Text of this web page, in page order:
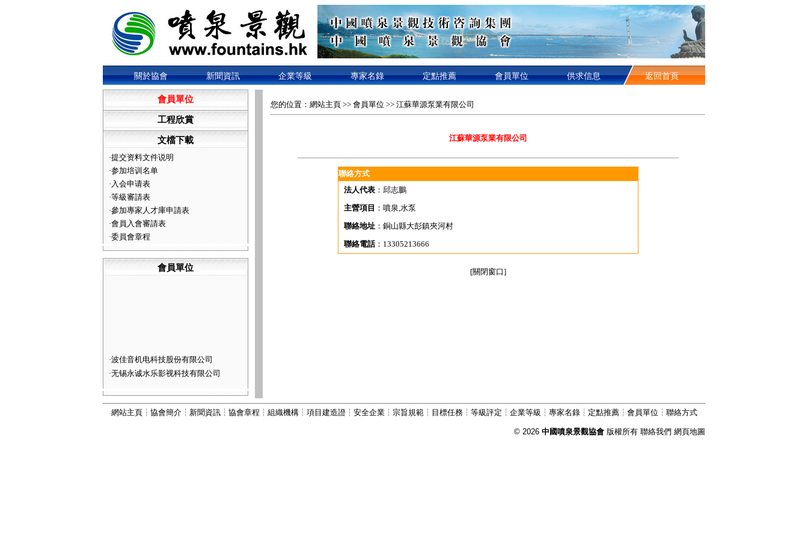
關於協會 新聞資訊 企業等級 專家名錄 定點推薦 會員單位 供求信息 返回首頁
會員單位
工程欣賞
文檔下載
·提交资料文件说明
·参加培训名单
· 入会申请表
·等級審請表
·參加專家人才庫申請表
·會員入會審請表
·委員會章程
會員單位
·波佳音机电科技股份有限公司
·无锡永诚水乐影视科技有限公司
河北康本园林景观工程有限公司
您的位置： 網站主頁 >> 會員單位 >> 江蘇華源泵業有限公司
江蘇華源泵業有限公司
聯絡方式
法人代表：邱志鵬
主營項目 ：噴泉,水泵
聯絡地址：銅山縣大彭鎮夾河村
聯絡電話：13305213666
[關閉窗口]
網站主頁┆ 協會簡介┆ 新聞資訊┆ 協會章程 ┆ 組織機構┆ 項目建造證┆ 安全企業┆ 宗旨規範┆ 目標任務┆ 等級評定 ┆ 企業等級 ┆ 專家名錄┆ 定點推薦┆ 會員單位 ┆ 聯絡方式
© 2026 中國噴泉景觀協會 版權所有 聯絡我們 網頁地圖